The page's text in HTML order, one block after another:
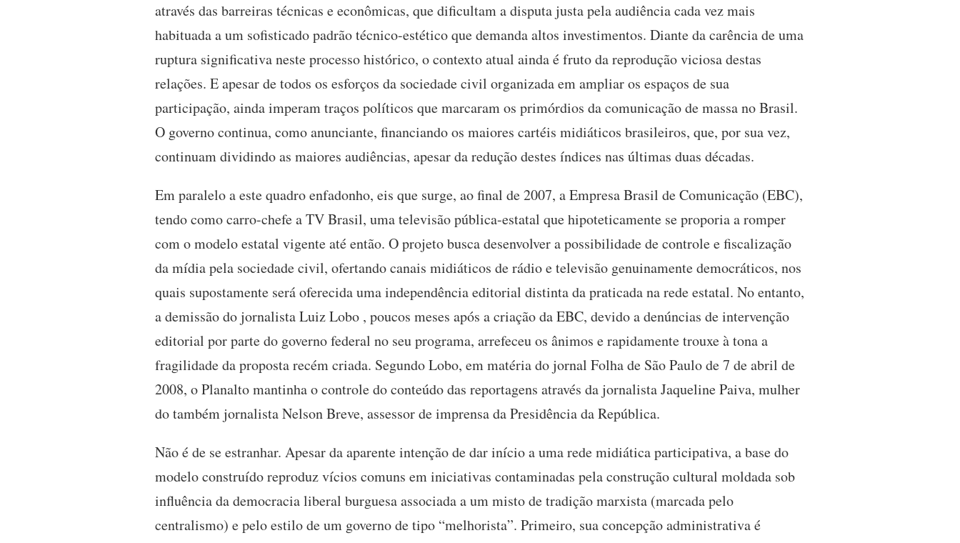
através das barreiras técnicas e econômicas, que dificultam a disputa justa pela audiência cada vez mais
habituada a um sofisticado padrão técnico-estético que demanda altos investimentos. Diante da carência de uma
ruptura significativa neste processo histórico, o contexto atual ainda é fruto da reprodução viciosa destas
relações. E apesar de todos os esforços da sociedade civil organizada em ampliar os espaços de sua
participação, ainda imperam traços políticos que marcaram os primórdios da comunicação de massa no Brasil.
O governo continua, como anunciante, financiando os maiores cartéis midiáticos brasileiros, que, por sua vez,
continuam dividindo as maiores audiências, apesar da redução destes índices nas últimas duas décadas.
Em paralelo a este quadro enfadonho, eis que surge, ao final de 2007, a Empresa Brasil de Comunicação (EBC),
tendo como carro-chefe a TV Brasil, uma televisão pública-estatal que hipoteticamente se proporia a romper
com o modelo estatal vigente até então. O projeto busca desenvolver a possibilidade de controle e fiscalização
da mídia pela sociedade civil, ofertando canais midiáticos de rádio e televisão genuinamente democráticos, nos
quais supostamente será oferecida uma independência editorial distinta da praticada na rede estatal. No entanto,
a demissão do jornalista Luiz Lobo , poucos meses após a criação da EBC, devido a denúncias de intervenção
editorial por parte do governo federal no seu programa, arrefeceu os ânimos e rapidamente trouxe à tona a
fragilidade da proposta recém criada. Segundo Lobo, em matéria do jornal Folha de São Paulo de 7 de abril de
2008, o Planalto mantinha o controle do conteúdo das reportagens através da jornalista Jaqueline Paiva, mulher
do também jornalista Nelson Breve, assessor de imprensa da Presidência da República.
Não é de se estranhar. Apesar da aparente intenção de dar início a uma rede midiática participativa, a base do
modelo construído reproduz vícios comuns em iniciativas contaminadas pela construção cultural moldada sob
influência da democracia liberal burguesa associada a um misto de tradição marxista (marcada pelo
centralismo) e pelo estilo de um governo de tipo “melhorista”. Primeiro, sua concepção administrativa é